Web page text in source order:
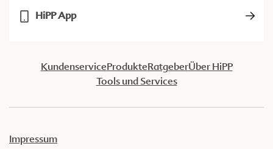
HiPP App
KundenserviceProdukteRatgeberÜber HiPP
Tools und Services
Impressum